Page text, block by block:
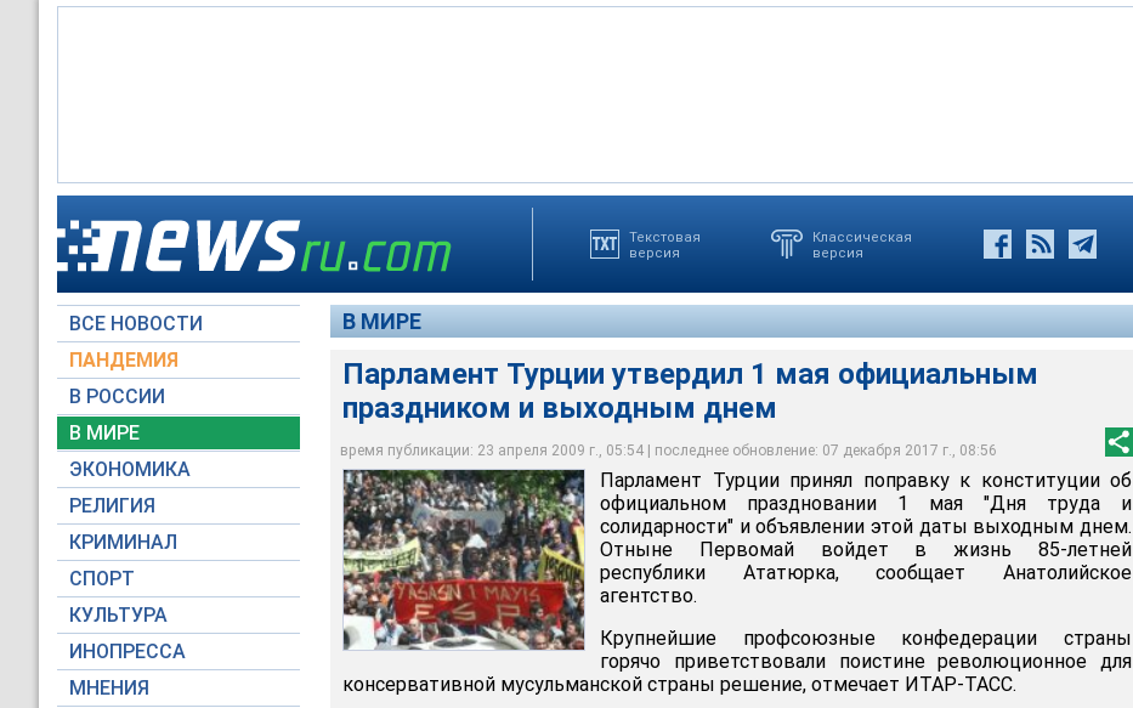
Текстовая
версия
Классическая
версия
ВСЕ НОВОСТИ
ПАНДЕМИЯ
В РОССИИ
В МИРЕ
ЭКОНОМИКА
РЕЛИГИЯ
КРИМИНАЛ
СПОРТ
КУЛЬТУРА
ИНОПРЕССА
МНЕНИЯ
В МИРЕ
Парламент Турции утвердил 1 мая официальным
праздником и выходным днем
время публикации: 23 апреля 2009 г., 05:54 | последнее обновление: 07 декабря 2017 г., 08:56
Парламент Турции принял поправку к конституции об официальном праздновании 1
мая "Дня труда и солидарности" и объявлении этой даты выходным днем
openesf.net
Парламент Турции принял поправку к конституции об
официальном праздновании 1 мая "Дня труда и
солидарности" и объявлении этой даты выходным днем.
Отныне Первомай войдет в жизнь 85-летней
республики Ататюрка, сообщает Анатолийское
агентство.
Крупнейшие профсоюзные конфедерации страны
горячо приветствовали поистине революционное для
консервативной мусульманской страны решение, отмечает ИТАР-ТАСС.